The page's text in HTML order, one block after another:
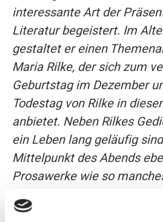
interessante Art der
Literatur begeistert. Im
gestaltet er einen
Maria Rilke, der sich zum
Geburtstag im Dezember
Todestag von Rilke in
anbietet. Neben Rilkes
ein Leben lang geläufig
Mittelpunkt des Abends
Prosawerke wie so
Hintergründigem und
den großen Schriftsteller.